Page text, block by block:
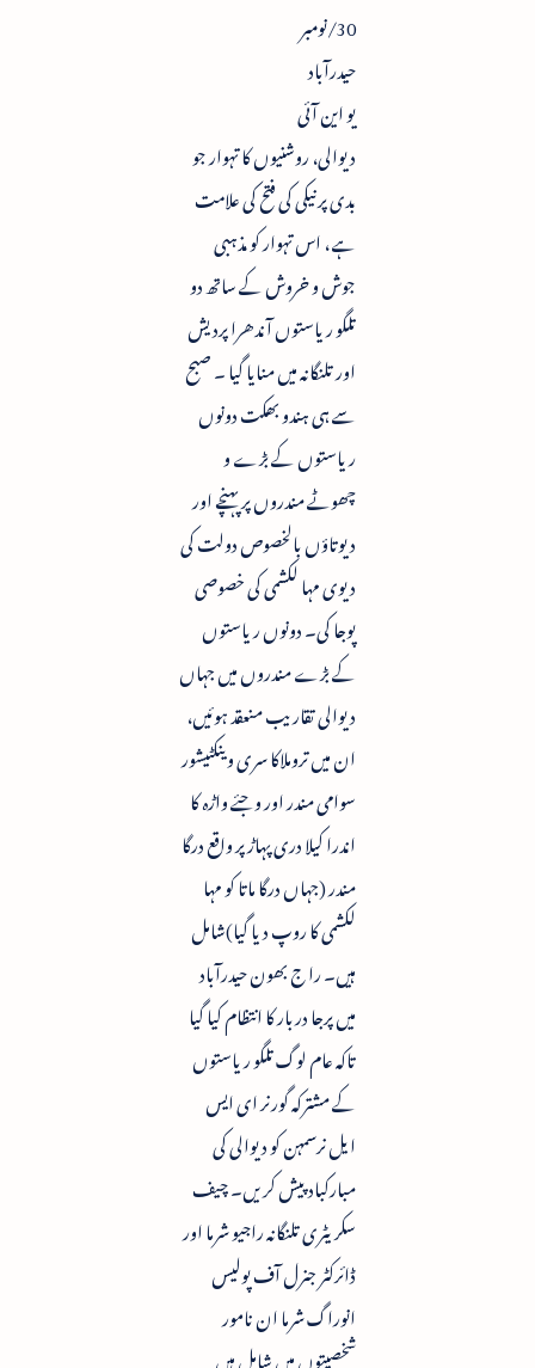
30/نومبر
حیدرآباد
یو این آئی
دیوالی، روشنیوں کا تہوار جو
بدی پر نیکی کی فتح کی علامت
ہے ، اس تہوار کو مذہبی
جوش و خروش کے ساتھ دو
تلگو ریاستوں آندھرا پردیش
اور تلنگانہ میں منایا گیا ۔ صبح
سے ہی ہندو بھکت دونوں
ریاستوں کے بڑے و
چھوٹے مندروں پر پہنچے اور
دیوتاؤں بالخصوص دولت کی
دیوی مہا لکشمی کی خصوصی
پوجا کی۔ دونوں ریاستوں
کے بڑے مندروں میں جہاں
دیوالی تقاریب منعقد ہوئیں،
ان میں تروملاکا سری وینکٹیشور
سوامی مندر اور وجئے واڑہ کا
اندرا کیلا دری پہاڑ پر واقع درگا
مندر (جہاں درگا ماتا کو مہا
لکشمی کا روپ دیا گیا)شامل
ہیں۔ را ج بھون حیدرآباد
میں پرجا دربار کا انتظام کیا گیا
تاکہ عام لوگ تلگو ریاستوں
کے مشترکہ گورنر ای ایس
ایل نرسمہن کو دیوالی کی
مبارکباد پیش کریں۔ چیف
سکریٹری تلنگانہ راجیو شرما اور
ڈائرکٹر جنرل آف پولیس
انوراگ شرما ان نامور
شخصیتوں میں شامل ہیں